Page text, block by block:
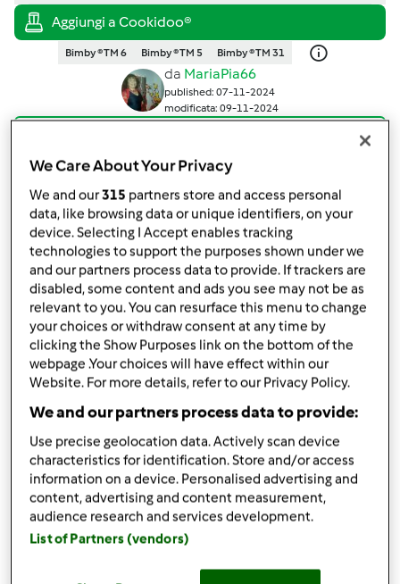
Bimby ® TM 6 Bimby ® TM 5 Bimby ® TM 31
da MariaPia66
published: 07-11-2024
modificata: 09-11-2024
condividi la ricetta
Crea variante
Ingredienti
Ingredienti
100 g farina di pistacchio
3 uova
1 bustina di lievito per dolci
120 g di zucchero di canna
20 g di liquore Baileys
120 g olio di girasole
Crema di pistacchio per farcire 200 g
q b zucchero a velo per decorare
We Care About Your Privacy
We and our315 partners store and access personal
data, like browsing data or unique identifiers, on your
device. Selecting I Accept enables tracking
technologies to support the purposes shown under we
and our partners process data to provide. If trackers are
disabled, some content and ads you see may not be as
relevant to you. You can resurface this menu to change
your choices or withdraw consent at any time by
clicking the Show Purposes link on the bottom of the
webpage .Your choices will have effect within our
Website. For more details, refer to our Privacy Policy.
We and our partners process data to provide:
Use precise geolocation data. Actively scan device
characteristics for identification. Store and/or access
information on a device. Personalised advertising and
content, advertising and content measurement,
audience research and services development.
List of Partners (vendors)